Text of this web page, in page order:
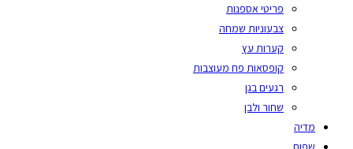
פריטי אספנות
צבעוניות שמחה
קערות עץ
קופסאות פח מעוצבות
רגעים בגן
שחור ולבן
מדיה